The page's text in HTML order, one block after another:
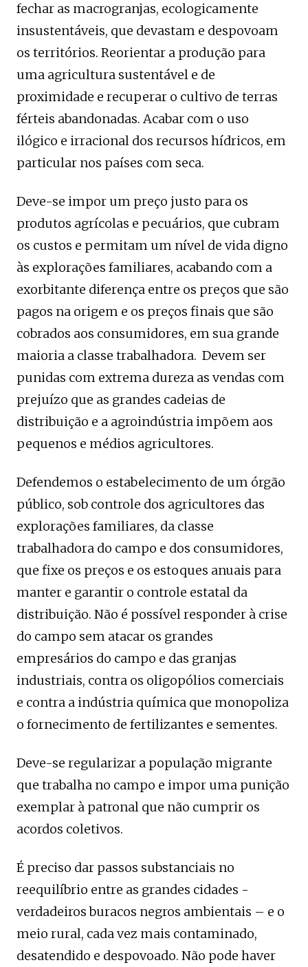
fechar as macrogranjas, ecologicamente
insustentáveis, que devastam e despovoam
os territórios. Reorientar a produção para
uma agricultura sustentável e de
proximidade e recuperar o cultivo de terras
férteis abandonadas. Acabar com o uso
ilógico e irracional dos recursos hídricos, em
particular nos países com seca.
Deve-se impor um preço justo para os
produtos agrícolas e pecuários, que cubram
os custos e permitam um nível de vida digno
às explorações familiares, acabando com a
exorbitante diferença entre os preços que são
pagos na origem e os preços finais que são
cobrados aos consumidores, em sua grande
maioria a classe trabalhadora. Devem ser
punidas com extrema dureza as vendas com
prejuízo que as grandes cadeias de
distribuição e a agroindústria impõem aos
pequenos e médios agricultores.
Defendemos o estabelecimento de um órgão
público, sob controle dos agricultores das
explorações familiares, da classe
trabalhadora do campo e dos consumidores,
que fixe os preços e os estoques anuais para
manter e garantir o controle estatal da
distribuição. Não é possível responder à crise
do campo sem atacar os grandes
empresários do campo e das granjas
industriais, contra os oligopólios comerciais
e contra a indústria química que monopoliza
o fornecimento de fertilizantes e sementes.
Deve-se regularizar a população migrante
que trabalha no campo e impor uma punição
exemplar à patronal que não cumprir os
acordos coletivos.
É preciso dar passos substanciais no
reequilíbrio entre as grandes cidades -
verdadeiros buracos negros ambientais – e o
meio rural, cada vez mais contaminado,
desatendido e despovoado. Não pode haver